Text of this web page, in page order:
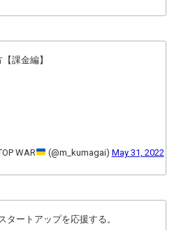
課金編】
WAR (@m_kumagai) May 31, 2022
タートアップを応援する。